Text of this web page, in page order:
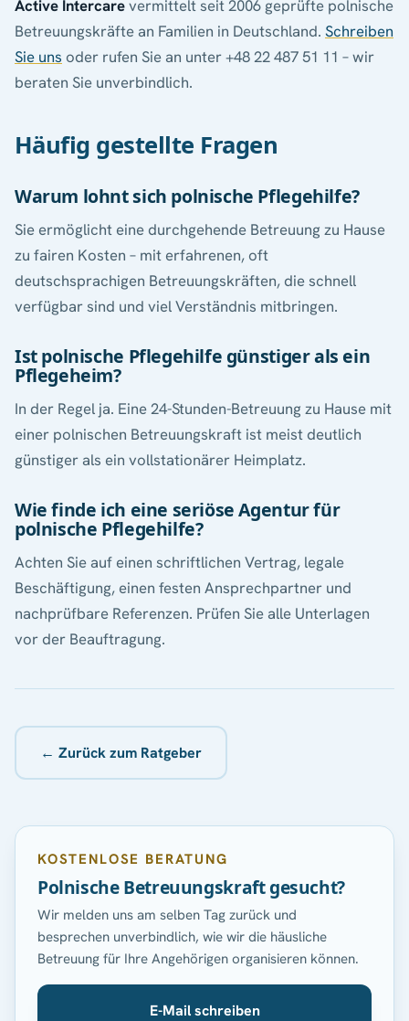
Active Intercarevermittelt seit 2006 geprüfte polnische
Betreuungskräfte an Familien in Deutschland. Schreiben
Sie uns oder rufen Sie an unter +48 22 487 51 11 – wir
beraten Sie unverbindlich.
Häufig gestellte Fragen
Warum lohnt sich polnische Pflegehilfe?
Sie ermöglicht eine durchgehende Betreuung zu Hause
zu fairen Kosten – mit erfahrenen, oft
deutschsprachigen Betreuungskräften, die schnell
verfügbar sind und viel Verständnis mitbringen.
Ist polnische Pflegehilfe günstiger als ein
Pflegeheim?
In der Regel ja. Eine 24-Stunden-Betreuung zu Hause mit
einer polnischen Betreuungskraft ist meist deutlich
günstiger als ein vollstationärer Heimplatz.
Wie finde ich eine seriöse Agentur für
polnische Pflegehilfe?
Achten Sie auf einen schriftlichen Vertrag, legale
Beschäftigung, einen festen Ansprechpartner und
nachprüfbare Referenzen. Prüfen Sie alle Unterlagen
vor der Beauftragung.
← Zurück zum Ratgeber
KOSTENLOSE BERATUNG
Polnische Betreuungskraft gesucht?
Wir melden uns am selben Tag zurück und
besprechen unverbindlich, wie wir die häusliche
Betreuung für Ihre Angehörigen organisieren können.
E-Mail schreiben